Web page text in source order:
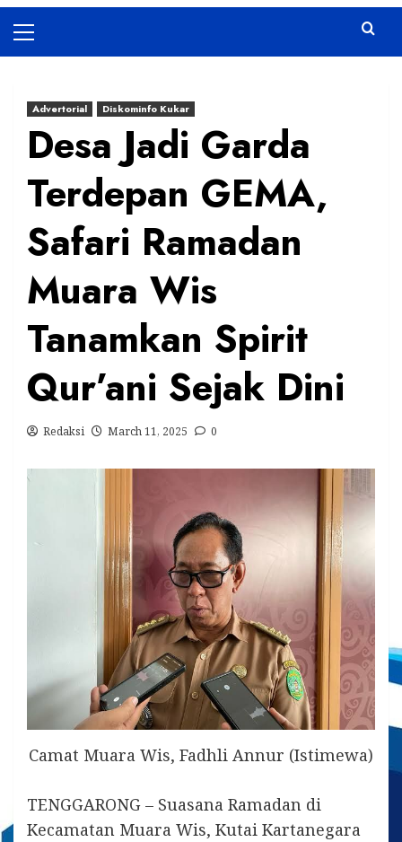
Menu
Advertorial Diskominfo Kukar
Desa Jadi Garda
Terdepan GEMA,
Safari Ramadan
Muara Wis
Tanamkan Spirit
Qur’ani Sejak Dini
Redaksi March 11, 2025 0
Camat Muara Wis, Fadhli Annur (Istimewa)
TENGGARONG – Suasana Ramadan di
Kecamatan Muara Wis, Kutai Kartanegara